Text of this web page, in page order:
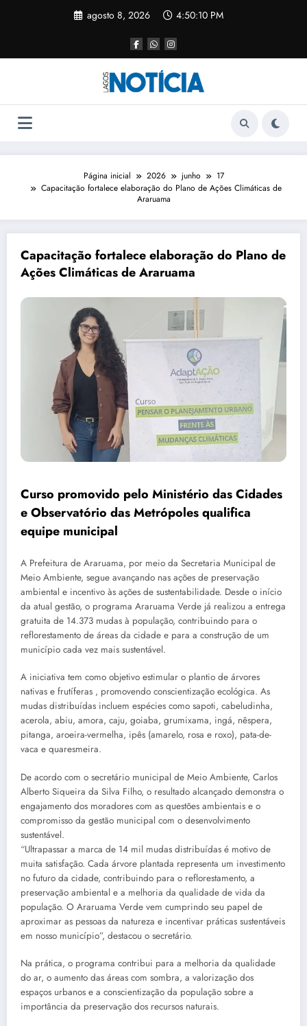
agosto 8, 2026 4:50:10 PM
Página inicial 2026 junho
17
Capacitação fortalece elaboração do Plano de Ações Climáticas de
Araruama
Capacitação fortalece elaboração do Plano de
Ações Climáticas de Araruama
Curso promovido pelo Ministério das Cidades
e Observatório das Metrópoles qualifica
equipe municipal
A Prefeitura de Araruama, por meio da Secretaria Municipal de
Meio Ambiente, segue avançando nas ações de preservação
ambiental e incentivo às ações de sustentabilidade. Desde o início
da atual gestão, o programa Araruama Verde já realizou a entrega
gratuita de 14.373 mudas à população, contribuindo para o
reflorestamento de áreas da cidade e para a construção de um
município cada vez mais sustentável.
A iniciativa tem como objetivo estimular o plantio de árvores
nativas e frutíferas , promovendo conscientização ecológica. As
mudas distribuídas incluem espécies como sapoti, cabeludinha,
acerola, abiu, amora, caju, goiaba, grumixama, ingá, nêspera,
pitanga, aroeira-vermelha, ipês (amarelo, rosa e roxo), pata-de-
vaca e quaresmeira.
De acordo com o secretário municipal de Meio Ambiente, Carlos
Alberto Siqueira da Silva Filho, o resultado alcançado demonstra o
engajamento dos moradores com as questões ambientais e o
compromisso da gestão municipal com o desenvolvimento
sustentável.
“Ultrapassar a marca de 14 mil mudas distribuídas é motivo de
muita satisfação. Cada árvore plantada representa um investimento
no futuro da cidade, contribuindo para o reflorestamento, a
preservação ambiental e a melhoria da qualidade de vida da
população. O Araruama Verde vem cumprindo seu papel de
aproximar as pessoas da natureza e incentivar práticas sustentáveis
em nosso município”, destacou o secretário.
Na prática, o programa contribui para a melhoria da qualidade
do ar, o aumento das áreas com sombra, a valorização dos
espaços urbanos e a conscientização da população sobre a
importância da preservação dos recursos naturais.